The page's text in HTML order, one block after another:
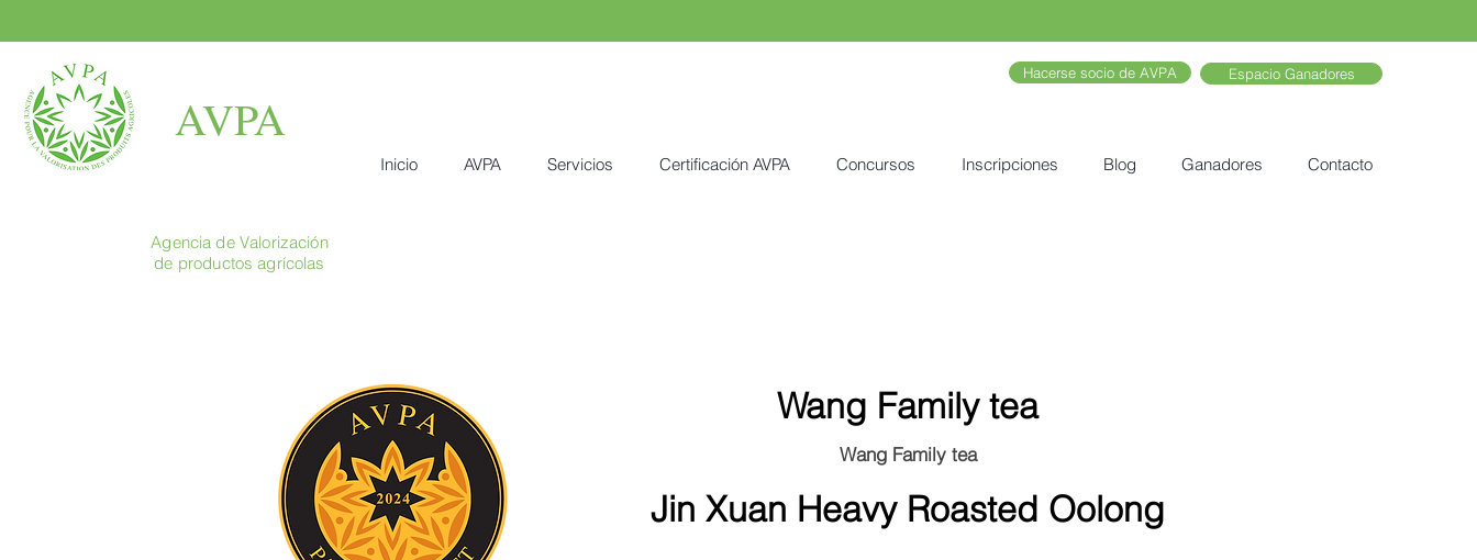
AVPA
Hacerse socio de AVPA Espacio Ganadores
Inicio AVPA Servicios Certificación AVPA Concursos Inscripciones Blog Ganadores Contacto
Agencia de Valorización
de productos agrícolas
Wang Family tea
Wang Family tea
Jin Xuan Heavy Roasted Oolong